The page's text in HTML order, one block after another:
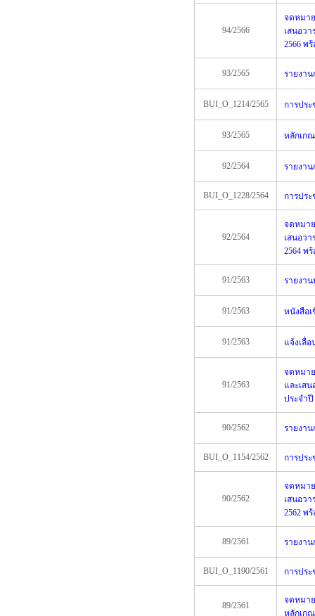
94/2566
จดหมา
เสนอว
2566 พ
93/2565 รายงา
BUI_O_1214/2565 การปร
93/2565 หลักเก
92/2564 รายงา
BUI_O_1228/2564 การปร
92/2564
จดหมา
เสนอว
2564 พ
91/2563 รายงา
91/2563 หนังสือ
91/2563 แจ้งเลื่
91/2563
จดหมา
และเส
ประจำ
90/2562 รายงา
BUI_O_1154/2562 การปร
90/2562
จดหมา
เสนอว
2562 พ
89/2561 รายงา
BUI_O_1190/2561 การปร
89/2561
จดหมา
หลักเก